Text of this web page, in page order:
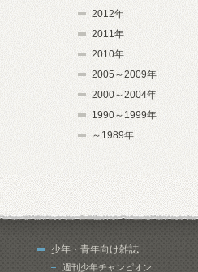
2012年
2011年
2010年
2005～2009年
2000～2004年
1990～1999年
～1989年
少年・青年向け雑誌
週刊少年チャンピオン